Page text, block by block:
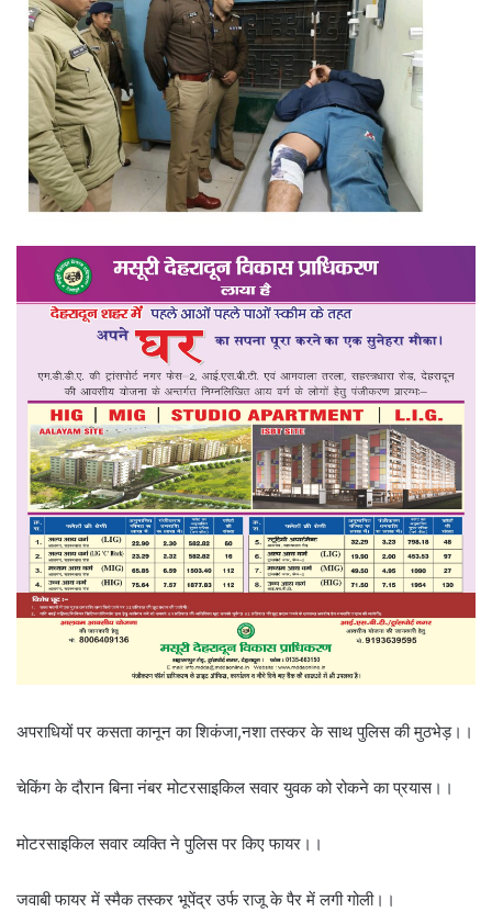
अपराधियों पर कसता कानून का शिकंजा,नशा तस्कर के साथ पुलिस की मुठभेड़।।
चेकिंग के दौरान बिना नंबर मोटरसाइकिल सवार युवक को रोकने का प्रयास।।
मोटरसाइकिल सवार व्यक्ति ने पुलिस पर किए फायर।।
जवाबी फायर में स्मैक तस्कर भूपेंद्र उर्फ राजू के पैर में लगी गोली।।